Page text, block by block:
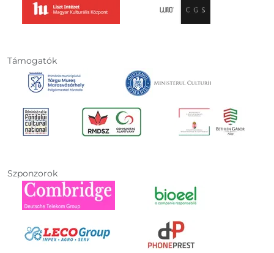
Támogatók
Szponzorok